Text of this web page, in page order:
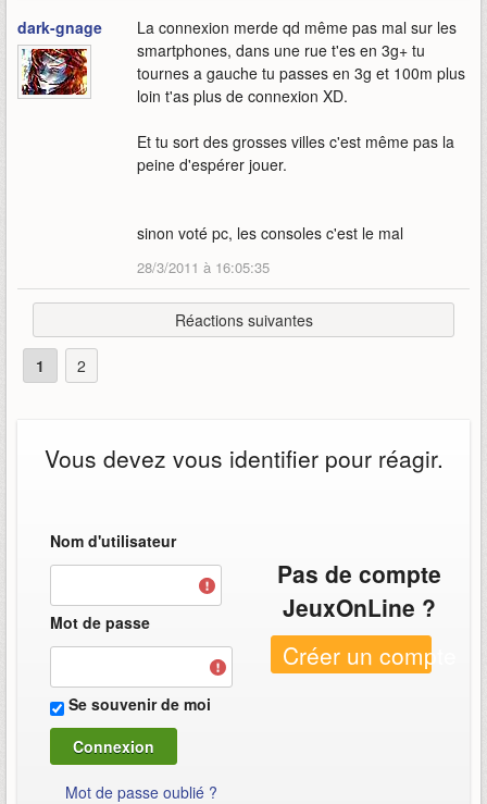
dark-gnage
La connexion merde qd même pas mal sur les
smartphones, dans une rue t'es en 3g+ tu
tournes a gauche tu passes en 3g et 100m plus
loin t'as plus de connexion XD.
Et tu sort des grosses villes c'est même pas la
peine d'espérer jouer.
sinon voté pc, les consoles c'est le mal
28/3/2011 à 16:05:35
Réactions suivantes
1 2
Vous devez vous identifier pour réagir.
Nom d'utilisateur
Mot de passe
Se souvenir de moi
Mot de passe oublié ?
Pas de compte
JeuxOnLine ?
Créer un compte